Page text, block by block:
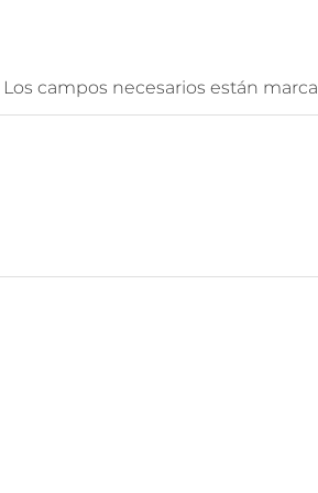
Los campos necesarios están